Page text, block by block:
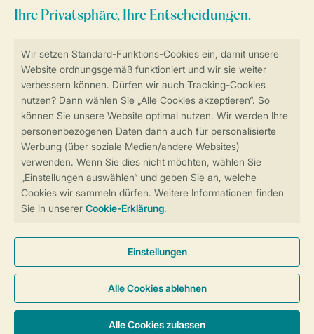
Sicherstellung Deiner Privatsphäre
Weitere Informationen und Einstellungen
Sicher und schnell zur Online-Buchung
Sichere Datenübertragung
Sicheres Bezahlen
Allgemeine Bedingungen Impressum
Cookies und Banner
Barrierefreiheit